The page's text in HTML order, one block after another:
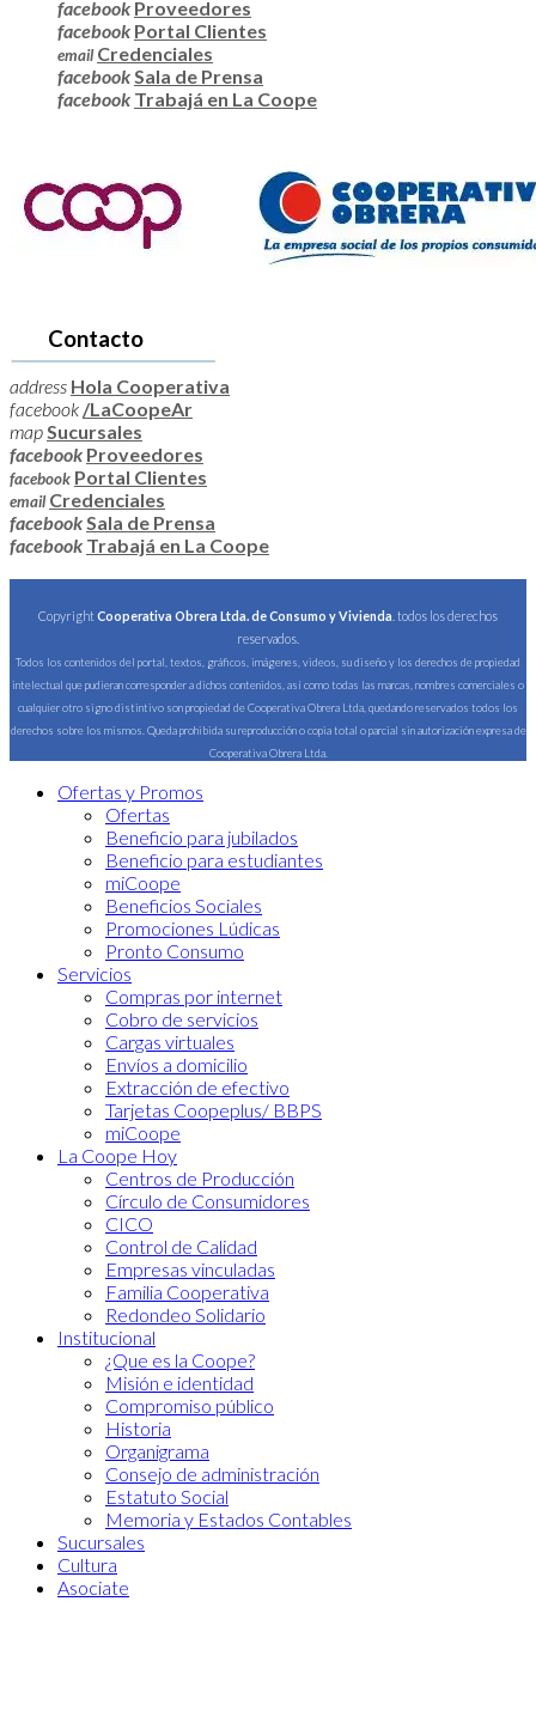
facebook Proveedores
facebook Portal Clientes
email Credenciales
facebookSala de Prensa
facebook Trabajá en La Coope
Contacto
address Hola Cooperativa
facebook /LaCoopeAr
mapSucursales
facebook Proveedores
facebook Portal Clientes
email Credenciales
facebookSala de Prensa
facebook Trabajá en La Coope
CopyrightCooperativa Obrera Ltda. de Consumo y Vivienda . todos los derechos
reservados.
Todos los contenidos del portal, textos, gráficos, imágenes, videos, su diseño y los derechos de propiedad
intelectual que pudieran corresponder a dichos contenidos, así como todas las marcas, nombres comerciales o
cualquier otro signo distintivo son propiedad de Cooperativa Obrera Ltda, quedando reservados todos los
derechos sobre los mismos. Queda prohibida su reproducción o copia total o parcial sin autorización expresa de
Cooperativa Obrera Ltda.
Ofertas y Promos
Ofertas
Beneficio para jubilados
Beneficio para estudiantes
miCoope
Beneficios Sociales
Promociones Lúdicas
Pronto Consumo
Servicios
Compras por internet
Cobro de servicios
Cargas virtuales
Envíos a domicilio
Extracción de efectivo
Tarjetas Coopeplus/ BBPS
miCoope
La Coope Hoy
Centros de Producción
Círculo de Consumidores
CICO
Control de Calidad
Empresas vinculadas
Familia Cooperativa
Redondeo Solidario
Institucional
¿Que es la Coope?
Misión e identidad
Compromiso público
Historia
Organigrama
Consejo de administración
Estatuto Social
Memoria y Estados Contables
Sucursales
Cultura
Asociate